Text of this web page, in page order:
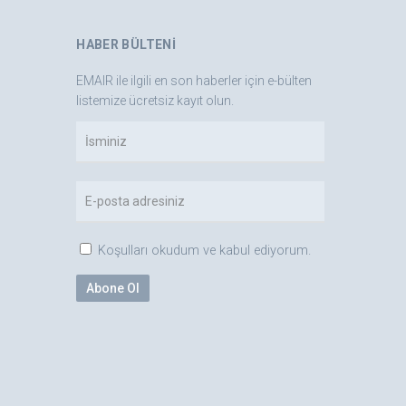
HABER BÜLTENI
EMAIR ile ilgili en son haberler için e-bülten
listemize ücretsiz kayıt olun.
Koşulları okudum ve kabul ediyorum.